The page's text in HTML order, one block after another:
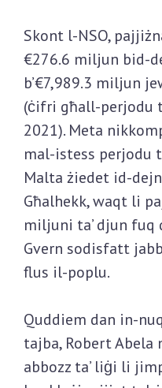
Skont l-NSO,
€276.6 miljun bid-
b’€7,989.3 miljun
(ċifri għall-perjodu
2021). Meta
mal-istess perjodu
Malta żiedet id-
Għalhekk, waqt li
miljuni ta’ djun
Gvern sodisfatt
flus il-poplu.
Quddiem dan in-
tajba, Robert Abela
abbozz ta’ liġi li